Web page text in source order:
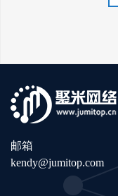
邮箱
kendy@jumitop.com